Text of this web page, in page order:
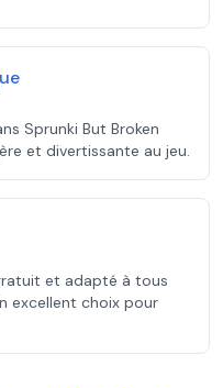
Sprunki But Broken
et divertissante au jeu.
et adapté à tous
excellent choix pour